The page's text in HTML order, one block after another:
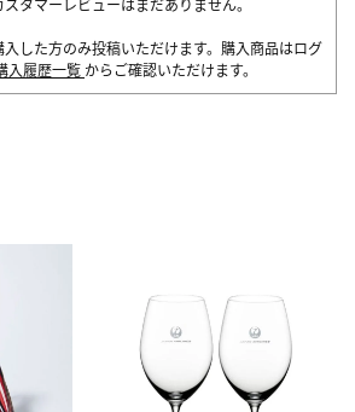
した方のみ投稿いただけます。購入商品はログ
入履歴一覧 からご確認いただけます。